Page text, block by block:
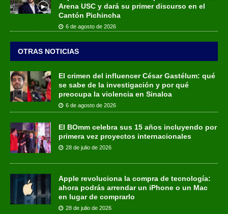
Arena USC y dará su primer discurso en el
Cantón Pichincha
6 de agosto de 2026
OTRAS NOTICIAS
El crimen del influencer César Gastélum: qué
se sabe de la investigación y por qué
preocupa la violencia en Sinaloa
6 de agosto de 2026
El BOmm celebra sus 15 años incluyendo por
primera vez proyectos internacionales
28 de julio de 2026
Apple revoluciona la compra de tecnología:
ahora podrás arrendar un iPhone o un Mac
en lugar de comprarlo
28 de julio de 2026